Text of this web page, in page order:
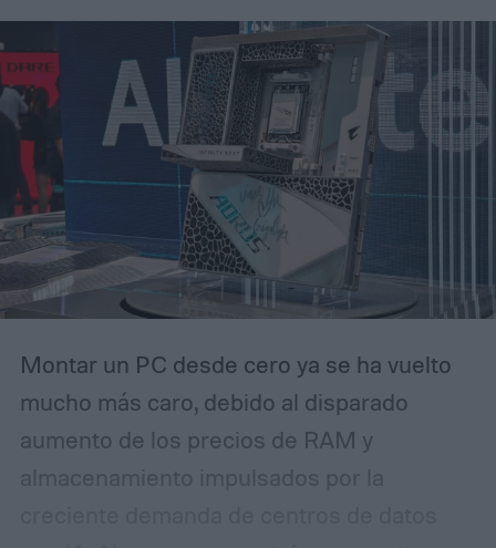
Montar un PC desde cero ya se ha vuelto
mucho más caro, debido al disparado
aumento de los precios de RAM y
almacenamiento impulsados por la